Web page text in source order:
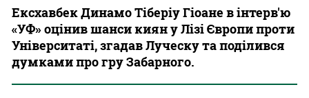
Ексхавбек Динамо Тіберіу Гіоане в інтерв'ю
«УФ» оцінив шанси киян у Лізі Європи проти
Університаті, згадав Луческу та поділився
думками про гру Забарного.